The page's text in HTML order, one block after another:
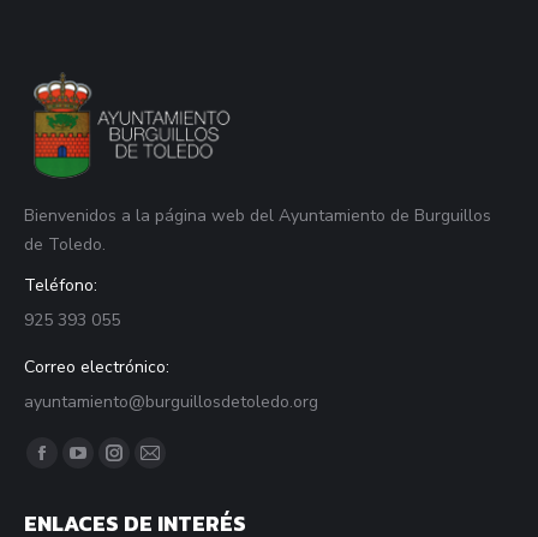
Bienvenidos a la página web del Ayuntamiento de Burguillos
de Toledo.
Teléfono:
925 393 055
Correo electrónico:
ayuntamiento@burguillosdetoledo.org
Find us on:
Facebook
opens
YouTube
opens
Instagram
opens
Mail
opens
ENLACES DE INTERÉS